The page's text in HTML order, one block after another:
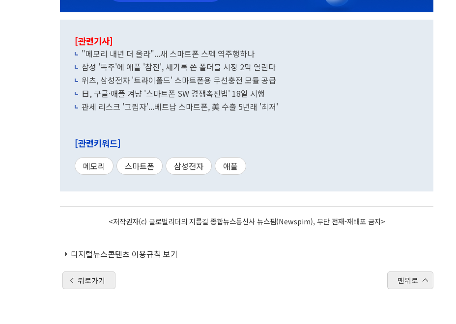
[관련기사]
"메모리 내년 더 올라"...새 스마트폰 스펙 역주행하나
삼성 '독주'에 애플 '참전', 새기록 쓴 폴더블 시장 2막 열린다
위츠, 삼성전자 '트라이폴드' 스마트폰용 무선충전 모듈 공급
日, 구글·애플 겨냥 '스마트폰 SW 경쟁촉진법' 18일 시행
관세 리스크 '그림자'...베트남 스마트폰, 美 수출 5년래 '최저'
[관련키워드]
메모리 스마트폰 삼성전자 애플
<저작권자(c) 글로벌리더의 지름길 종합뉴스통신사 뉴스핌(Newspim), 무단 전재-재배포 금지>
디지털뉴스콘텐츠 이용규칙 보기
뒤로가기 맨위로